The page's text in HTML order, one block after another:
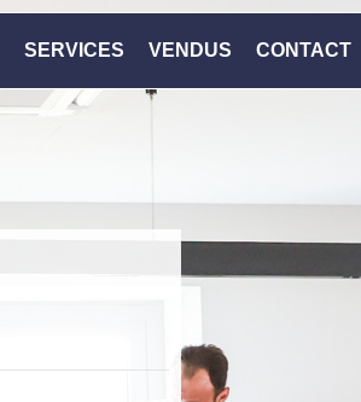
SERVICES VENDUS CONTACT